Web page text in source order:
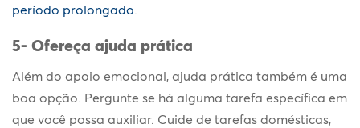
período prolongado
5- Ofereça ajuda prática
Além do apoio emocional, ajuda prática também é uma
boa opção. Pergunte se há alguma tarefa específica em
que você possa auxiliar. Cuide de tarefas domésticas,